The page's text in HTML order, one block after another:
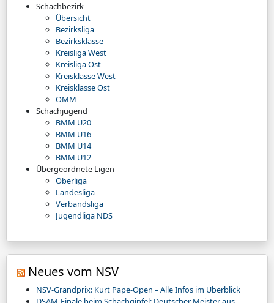
Schachbezirk
Übersicht
Bezirksliga
Bezirksklasse
Kreisliga West
Kreisliga Ost
Kreisklasse West
Kreisklasse Ost
OMM
Schachjugend
BMM U20
BMM U16
BMM U14
BMM U12
Übergeordnete Ligen
Oberliga
Landesliga
Verbandsliga
Jugendliga NDS
Neues vom NSV
NSV-Grandprix: Kurt Pape-Open – Alle Infos im Überblick